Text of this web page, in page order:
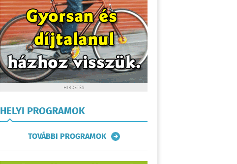
HIRDETÉS
HELYI PROGRAMOK
TOVÁBBI PROGRAMOK